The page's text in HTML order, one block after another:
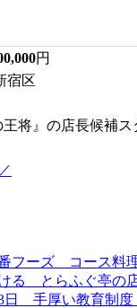
円
宿区
王将』の店長候補ス